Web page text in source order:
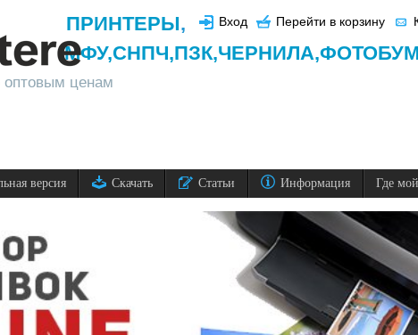
оптовым ценам
Вход Перейти в корзину
ПРИНТЕРЫ,
МФУ,СНПЧ,ПЗК,ЧЕРНИЛА,
версия Скачать Статьи Информация Где